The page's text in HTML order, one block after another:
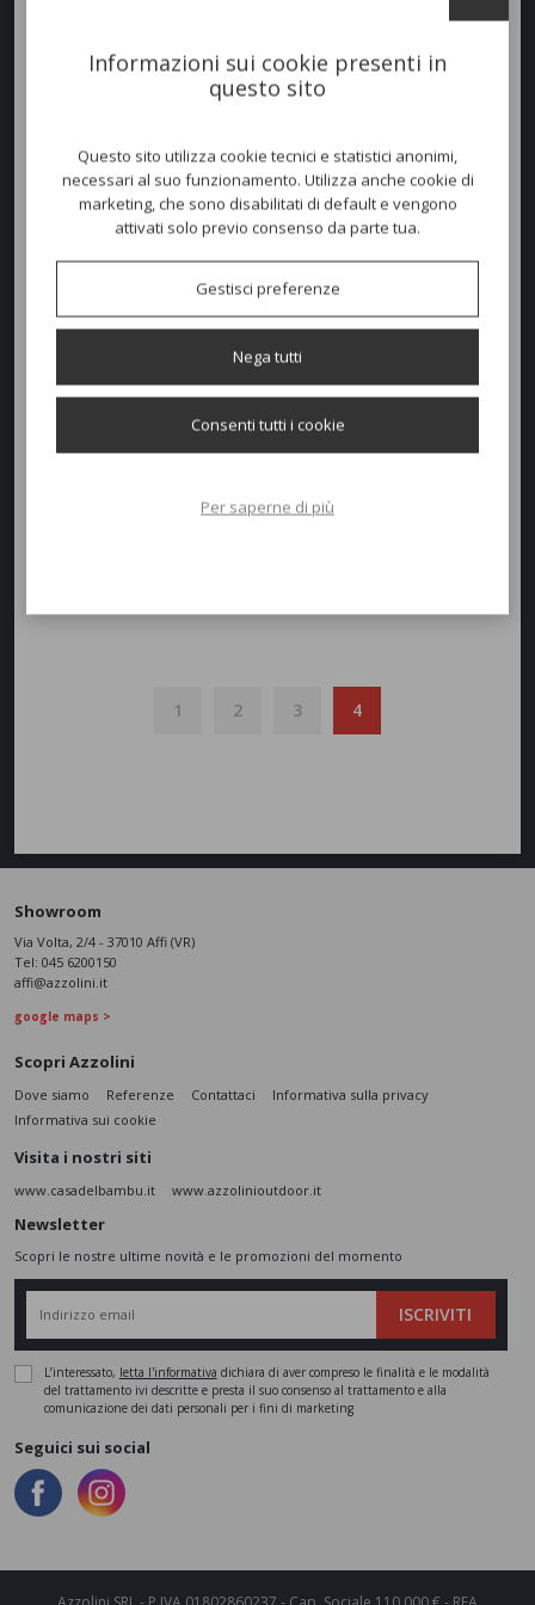
1 2 3 4
Showroom
Via Volta, 2/4 - 37010 Affi (VR)
Tel: 045 6200150
affi@azzolini.it
google maps >
Scopri Azzolini
Dove siamo Referenze Contattaci
Informativa sulla privacy
Informativa sui cookie
Visita i nostri siti
www.casadelbambu.it www.azzolinioutdoor.it
Newsletter
Scopri le nostre ultime novità e le promozioni del momento
ISCRIVITI
L’interessato, letta l'informativa dichiara di aver compreso le finalità e le modalità
del trattamento ivi descritte e presta il suo consenso al trattamento e alla
comunicazione dei dati personali per i fini di marketing
Seguici sui social
Informazioni sui cookie presenti in
questo sito
Questo sito utilizza cookie tecnici e statistici anonimi,
necessari al suo funzionamento. Utilizza anche cookie di
marketing, che sono disabilitati di default e vengono
attivati solo previo consenso da parte tua.
Gestisci preferenze
Nega tutti
Consenti tutti i cookie
Per saperne di più